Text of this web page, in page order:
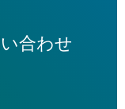
合わせ